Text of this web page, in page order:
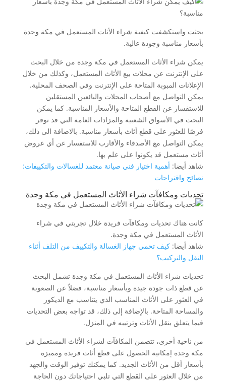
بحثت واستكشفت كيفية شراء الأثاث المستعمل في مكة وجدة
بأسعار مناسبة وجودة عالية.
يمكن شراء الأثاث المستعمل في مكة وجدة من خلال البحث
على الإنترنت عن محلات بيع الأثاث المستعمل، وكذلك من خلال
الإعلانات المبوبة المتاحة على الإنترنت وفي الصحف المحلية.
يمكن التواصل مع أصحاب المحلات والبائعين المستقلين
للاستفسار عن القطع المتاحة والأسعار المناسبة. كما يمكن
البحث في الأسواق الشعبية والمزادات العامة التي قد توفر
فرصًا للعثور على قطع أثاث بأسعار مناسبة. بالاضافة الى ذلك،
يمكن التواصل مع الأصدقاء والأقارب للاستفسار عن أي عروض
أثاث مستعمل قد يكونوا على علم بها.
شاهد أيضا: أهمية اختيار فني صيانة معتمد للغسالات والتكييفات:
نصائح واقتراحات
تحديات ومكافآت شراء الأثاث المستعمل في مكة وجدة
كانت هناك تحديات ومكافآت فريدة خلال تجربتي في شراء
الأثاث المستعمل في مكة وجدة.
شاهد أيضا: كيف تحمي جهاز الغسالة والتكييف من التلف أثناء
النقل والتركيب؟
تحديات شراء الأثاث المستعمل في مكة وجدة تشمل البحث
عن قطع ذات جودة جيدة وبأسعار مناسبة، فضلاً عن الصعوبة
في العثور على الأثاث المناسب الذي يتناسب مع الديكور
والمساحة المتاحة. بالإضافة إلى ذلك، قد تواجه بعض التحديات
فيما يتعلق بنقل الأثاث وترتيبه في المنزل.
من ناحية أخرى، تتضمن المكافآت لشراء الأثاث المستعمل في
مكة وجدة إمكانية الحصول على قطع أثاث فريدة ومميزة
بأسعار أقل من الأثاث الجديد. كما يمكنك توفير الوقت والجهد
من خلال العثور على القطع التي تلبي احتياجاتك دون الحاجة